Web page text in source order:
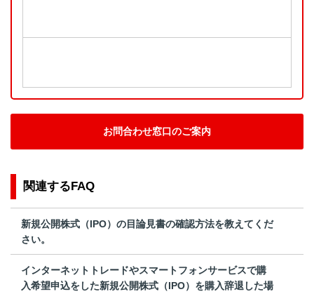
お問合わせ窓口のご案内
関連するFAQ
新規公開株式（IPO）の目論見書の確認方法を教えてくだ
さい。
インターネットトレードやスマートフォンサービスで購
入希望申込をした新規公開株式（IPO）を購入辞退した場